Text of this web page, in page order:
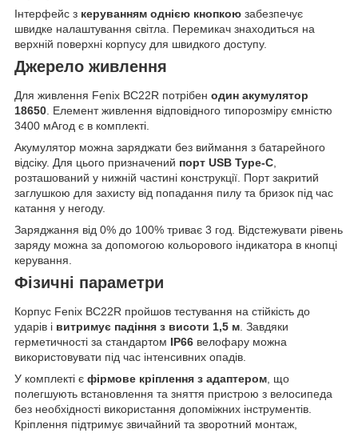
Інтерфейс з керуванням однією кнопкою забезпечує
швидке налаштування світла. Перемикач знаходиться на
верхній поверхні корпусу для швидкого доступу.
Джерело живлення
Для живлення Fenix BC22R потрібен один акумулятор
18650 . Елемент живлення відповідного типорозміру ємністю
3400 мАгод є в комплекті.
Акумулятор можна заряджати без виймання з батарейного
відсіку. Для цього призначений порт USB Type-C
розташований у нижній частині конструкції. Порт закритий
заглушкою для захисту від попадання пилу та бризок під час
катання у негоду.
Заряджання від 0% до 100% триває 3 год. Відстежувати рівень
заряду можна за допомогою кольорового індикатора в кнопці
керування.
Фізичні параметри
Корпус Fenix BC22R пройшов тестування на стійкість до
ударів і витримує падіння з висоти 1,5 м . Завдяки
герметичності за стандартом IP66 велофару можна
використовувати під час інтенсивних опадів.
У комплекті є фірмове кріплення з адаптером , що
полегшують встановлення та зняття пристрою з велосипеда
без необхідності використання допоміжних інструментів.
Кріплення підтримує звичайний та зворотний монтаж,